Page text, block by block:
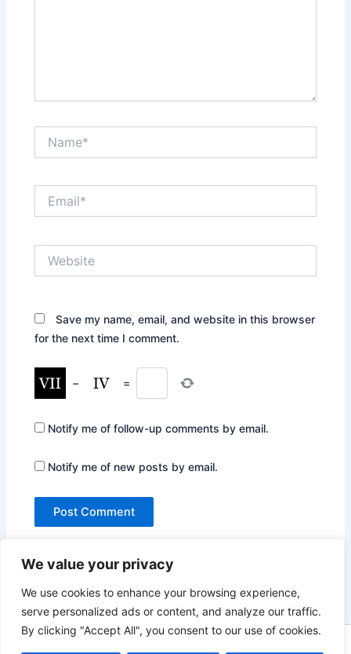
We value your privacy
We use cookies to enhance your browsing experience,
serve personalized ads or content, and analyze our traffic.
By clicking "Accept All", you consent to our use of cookies.
Save my name, email, and website in this browser
for the next time I comment.
− =
Notify me of follow-up comments by email.
Notify me of new posts by email.
Copyright © 2026 Not Only Hollywood | Powered byAstra